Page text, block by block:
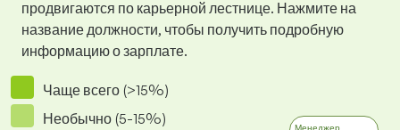
продвигаются по карьерной лестнице. Нажмите на
название должности, чтобы получить подробную
информацию о зарплате.
Чаще всего (>15%)
Необычно (5-15%)
Менеджер